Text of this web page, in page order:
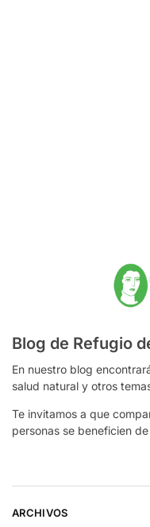
Blog de Refugio
En nuestro blog
salud natural y otros
Te invitamos a que
personas se beneficien
ARCHIVOS